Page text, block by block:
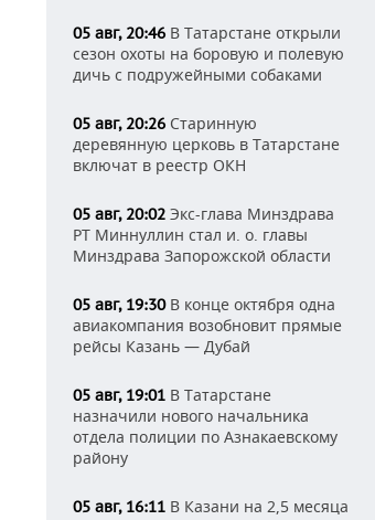
05 авг, 20:46 В Татарстане открыли
сезон охоты на боровую и полевую
дичь с подружейными собаками
05 авг, 20:26 Старинную
деревянную церковь в Татарстане
включат в реестр ОКН
05 авг, 20:02 Экс-глава Минздрава
РТ Миннуллин стал и. о. главы
Минздрава Запорожской области
05 авг, 19:30В конце октября одна
авиакомпания возобновит прямые
рейсы Казань — Дубай
05 авг, 19:01 В Татарстане
назначили нового начальника
отдела полиции по Азнакаевскому
району
05 авг, 16:11 В Казани на 2,5 месяца